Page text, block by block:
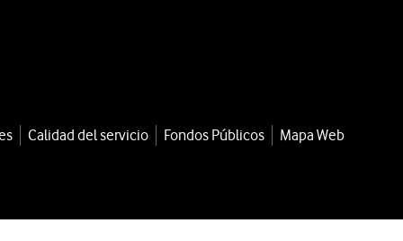
Calidad del servicio Fondos Públicos
Mapa Web